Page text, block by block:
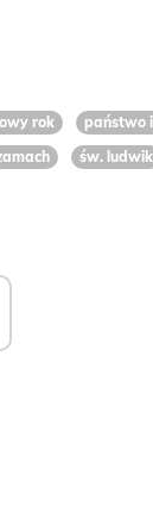
rok państwo
św. ludwik